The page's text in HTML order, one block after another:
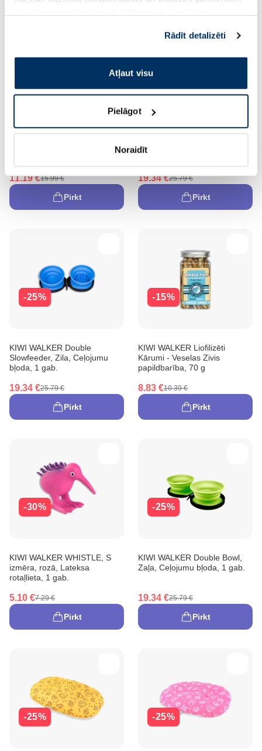
pakalpojumus. Ja piekrītat šo papildu sīkdatņu
izmantošanai, lūdzu, atzīmējiet savu izvēli:
Rādīt detalizēti
Atļaut visu
Pielāgot
Noraidīt
-30%
11.19 €15.99 €
Pirkt
-25%
Slowfeeder, Oranža, Ceļojumu
19.34 €25.79 €
Pirkt
-25%
KIWI WALKER Double
Slowfeeder, Zila, Ceļojumu
bļoda, 1 gab.
19.34 €25.79 €
Pirkt
-15%
KIWI WALKER Liofilizēti
Kārumi - Veselas Zivis
papildbarība, 70 g
8.83 €10.39 €
Pirkt
-30%
KIWI WALKER WHISTLE, S
izmēra, rozā, Lateksa
rotaļlieta, 1 gab.
5.10 €7.29 €
Pirkt
-25%
KIWI WALKER Double Bowl,
Zaļa, Ceļojumu bļoda, 1 gab.
19.34 €25.79 €
Pirkt
-25% -25%